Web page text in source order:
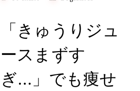
「きゅうりジュ
ースまずす
ぎ…」でも痩せ